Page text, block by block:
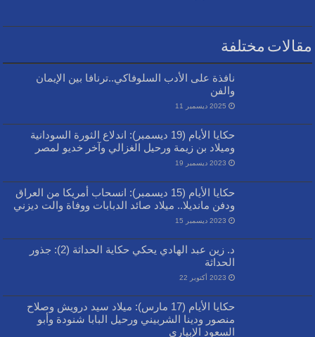
مقالات مختلفة
نافذة على الأدب السلوفاكي..ترنافا بين الإيمان
والفن
2025 ديسمبر 11
حكايا الأيام (19 ديسمبر): اندلاع الثورة السودانية
وميلاد بن زيمة ورحيل الغزالي وآخر خديو لمصر
2023 ديسمبر 19
حكايا الأيام (15 ديسمبر): انسحاب أمريكا من العراق
ودفن مانديلا.. ميلاد صائد الدبابات ووفاة والت ديزني
2023 ديسمبر 15
د. زين عبد الهادي يحكي حكاية الحداثة (2): جذور
الحداثة
2023 أكتوبر 22
حكايا الأيام (17 مارس): ميلاد سيد درويش وصلاح
منصور ودينا الشربيني ورحيل البابا شنودة وأبو
السعود الإبياري